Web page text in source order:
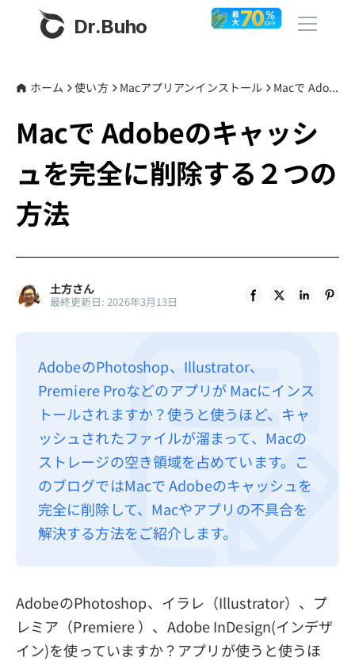
Dr.Buho
製品
BuhoCleaner
BuhoRepair
BuhoLaunchpad
ストア
その他
プライバシーポリシー
利用規約
返金について
ホーム 使い方 Macアプリアンインストール Macで Adobeのキャッシュを完全に削除する２つの方法
Macで Adobeのキャッシ
ュを完全に削除する２つの
方法
土方さん
最終更新日: 2026年3月13日
AdobeのPhotoshop、Illustrator、
Premiere Proなどのアプリが Macにインス
トールされますか？使うと使うほど、キャ
ッシュされたファイルが溜まって、Macの
ストレージの空き領域を占めています。こ
のブログではMacで Adobeのキャッシュを
完全に削除して、Macやアプリの不具合を
解決する方法をご紹介します。
AdobeのPhotoshop、イラレ（Illustrator）、プ
レミア（Premiere ）、Adobe InDesign(インデザ
イン)を使っていますか？アプリが使うと使うほ